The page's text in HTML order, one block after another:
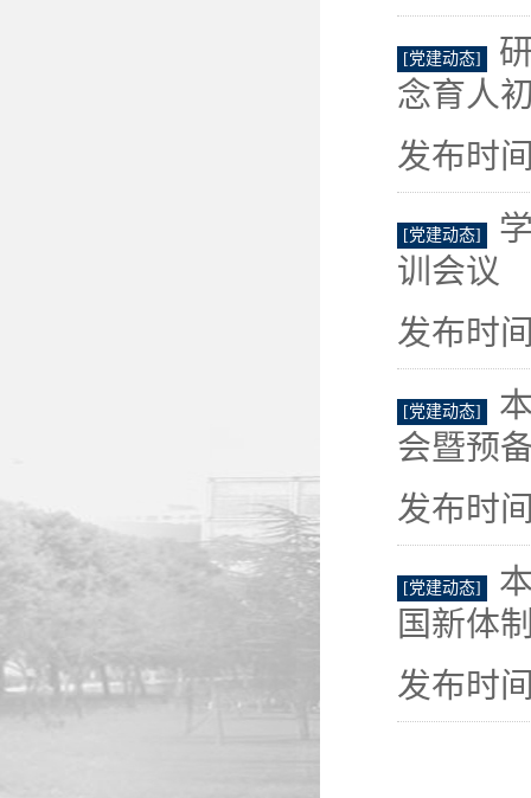
[党建动态]
念育人
发布时
[党建动态]
训会议
发布时
[党建动态]
会暨预
发布时
[党建动态]
国新体
发布时